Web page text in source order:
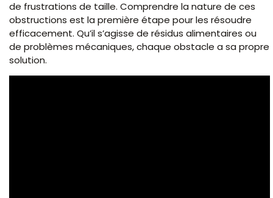
de frustrations de taille. Comprendre la nature de ces
obstructions est la première étape pour les résoudre
efficacement. Qu’il s’agisse de résidus alimentaires ou
de problèmes mécaniques, chaque obstacle a sa propre
solution.